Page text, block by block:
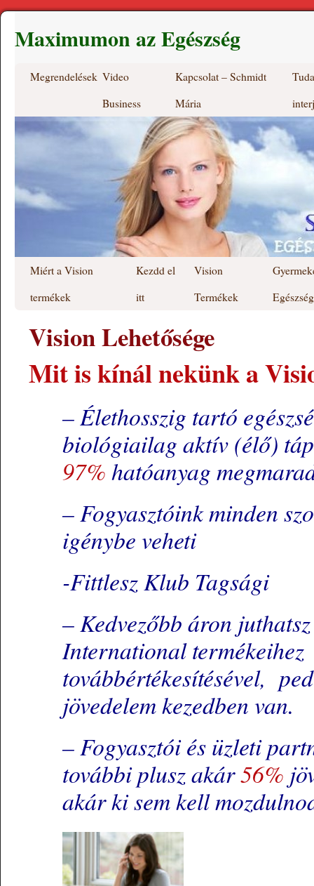
Maximumon az Egészség
Megrendelések Video
Business
Kapcsolat – Schmidt
Mária
Miért a Vision
termékek
Kezdd el
itt
Vision
Termékek
Vision Lehetősége
Mit is kínál nekünk a
– Élethosszig tartó
biológiailag aktív (élő)
97% hatóanyag
– Fogyasztóink minden
igénybe veheti
-Fittlesz Klub Tagsági
– Kedvezőbb áron
International
továbbértékesítésével,
jövedelem kezedben van.
– Fogyasztói és üzleti
további plusz akár56%
akár ki sem kell